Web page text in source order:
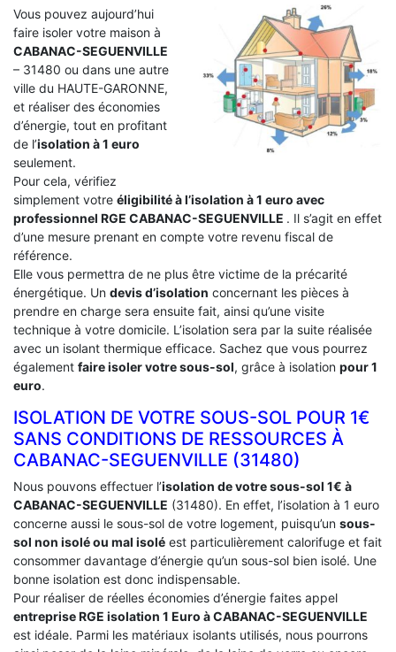
Vous pouvez aujourd’hui
faire isoler votre maison à
CABANAC-SEGUENVILLE
– 31480 ou dans une autre
ville du HAUTE-GARONNE,
et réaliser des économies
d’énergie, tout en profitant
de l’isolation à 1 euro
seulement.
Pour cela, vérifiez
simplement votre éligibilité à l’isolation à 1 euro avec
professionnel RGE CABANAC-SEGUENVILLE . Il s’agit en effet
d’une mesure prenant en compte votre revenu fiscal de
référence.
Elle vous permettra de ne plus être victime de la précarité
énergétique. Un devis d’isolation concernant les pièces à
prendre en charge sera ensuite fait, ainsi qu’une visite
technique à votre domicile. L’isolation sera par la suite réalisée
avec un isolant thermique efficace. Sachez que vous pourrez
également faire isoler votre sous-sol, grâce à isolation pour 1
euro.
ISOLATION DE VOTRE SOUS-SOL POUR 1€
SANS CONDITIONS DE RESSOURCES À
‎CABANAC-SEGUENVILLE (31480)
Nous pouvons effectuer l’isolation de votre sous-sol 1€ à
CABANAC-SEGUENVILLE (31480). En effet, l’isolation à 1 euro
concerne aussi le sous-sol de votre logement, puisqu’un sous-
sol non isolé ou mal isolé est particulièrement calorifuge et fait
consommer davantage d’énergie qu’un sous-sol bien isolé. Une
bonne isolation est donc indispensable.
Pour réaliser de réelles économies d’énergie faites appel
entreprise RGE isolation 1 Euro à CABANAC-SEGUENVILLE
est idéale. Parmi les matériaux isolants utilisés, nous pourrons